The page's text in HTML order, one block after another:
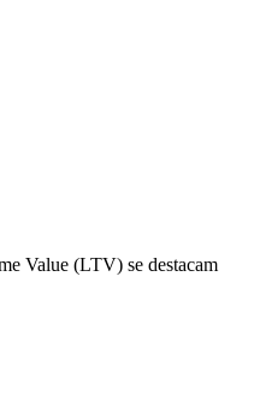
Value (LTV) se destacam